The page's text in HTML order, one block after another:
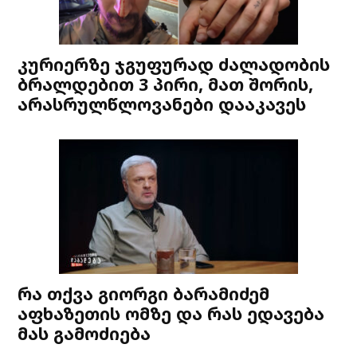
კურიერზე ჯგუფურად ძალადობის
ბრალდებით 3 პირი, მათ შორის,
არასრულწლოვანები დააკავეს
რა თქვა გიორგი ბარამიძემ
აფხაზეთის ომზე და რას ედავება
მას გამოძიება